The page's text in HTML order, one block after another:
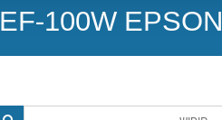
EF-100W EPSON